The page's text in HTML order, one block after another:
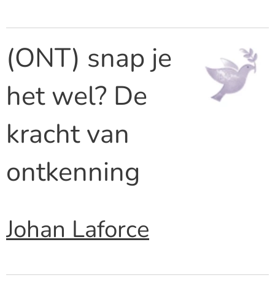
(ONT) snap je
het wel? De
kracht van
ontkenning
Johan Laforce